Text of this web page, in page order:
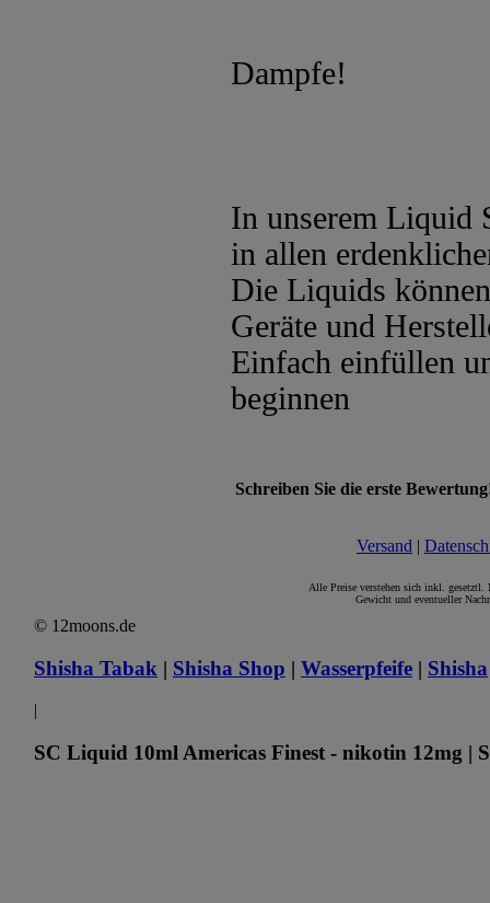
Dampfe!
In unserem Liquid
in allen
Die Liquids
Geräte und
Einfach einfüllen
beginnen
Schreiben Sie die erste
Versand |
Alle Preise verstehen sich inkl.
Gewicht und eventueller
© 12moons.de
Shisha Tabak | Shisha Shop | Wasserpfeife | Shisha
|
SC Liquid 10ml Americas Finest - nikotin 12mg